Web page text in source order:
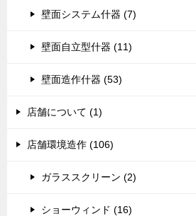
壁面システム什器 (7)
壁面自立型什器 (11)
壁面造作什器 (53)
店舗について (1)
店舗環境造作 (106)
ガラススクリーン (2)
ショーウィンド (16)